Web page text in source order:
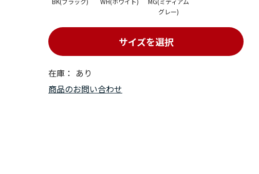
在庫： あり
サイズを選択
グレー)
商品のお問い合わせ